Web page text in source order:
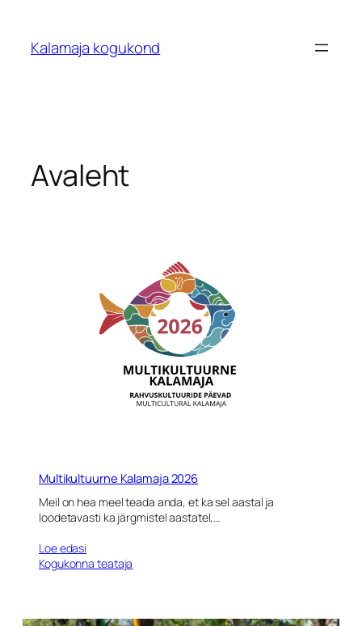
juurdeKalamaja kogukond
Avaleht
Multikultuurne Kalamaja 2026
Meil on hea meel teada anda, et ka sel aastal ja
loodetavasti ka järgmistel aastatel,…
Loe edasi
Kogukonna teataja